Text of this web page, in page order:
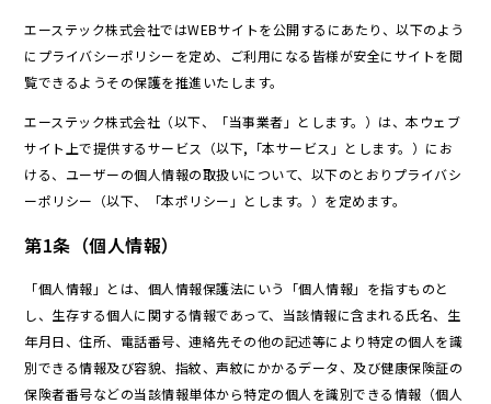
エーステック株式会社ではWEBサイトを公開するにあたり、以下のよう
にプライバシーポリシーを定め、ご利用になる皆様が安全にサイトを閲
覧できるようその保護を推進いたします。
エーステック株式会社（以下、「当事業者」とします。）は、本ウェブ
サイト上で提供するサービス（以下,「本サービス」とします。）にお
ける、ユーザーの個人情報の取扱いについて、以下のとおりプライバシ
ーポリシー（以下、「本ポリシー」とします。）を定めます。
第1条（個人情報）
「個人情報」とは、個人情報保護法にいう「個人情報」を指すものと
し、生存する個人に関する情報であって、当該情報に含まれる氏名、生
年月日、住所、電話番号、連絡先その他の記述等により特定の個人を識
別できる情報及び容貌、指紋、声紋にかかるデータ、及び健康保険証の
保険者番号などの当該情報単体から特定の個人を識別できる情報（個人